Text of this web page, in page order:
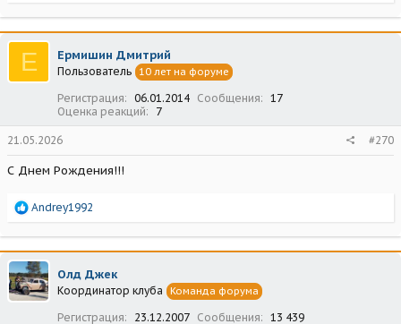
а
к
ц
и
и
Е Ермишин Дмитрий
Пользователь 10 лет на форуме
Регистрация 06.01.2014 Сообщения
17
Оценка реакций
7
21.05.2026 #270
С Днем Рождения!!!
Р
а
к
ц
и
и
Andrey1992
Олд Джек
Координатор клуба Команда форума
Регистрация 23.12.2007 Сообщения
13 439